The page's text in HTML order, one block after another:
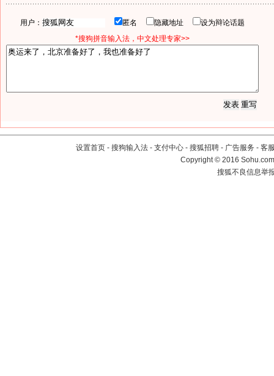
用户： 匿名 隐藏地址
设为辩论话题
*搜狗拼音输入法，中文处理专家>>
设置首页 - 搜狗输入法 - 支付中心 - 搜狐招聘 - 广告服务 - 客
Copyright©2016
搜狐不良信息举